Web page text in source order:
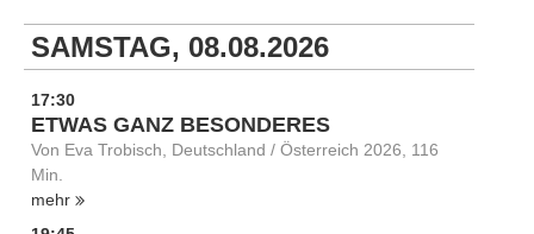
SAMSTAG, 08.08.2026
17:30
ETWAS GANZ BESONDERES
Von Eva Trobisch, Deutschland / Österreich 2026, 116
Min.
mehr